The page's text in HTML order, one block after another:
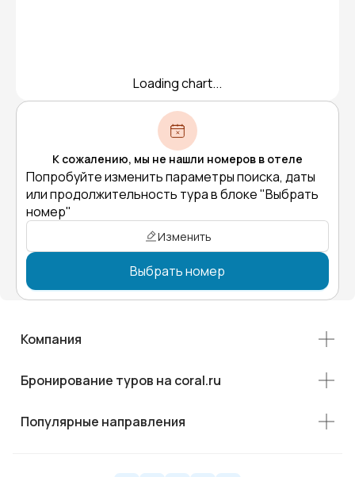
Loading chart...
К сожалению, мы не нашли номеров в отеле
Попробуйте изменить параметры поиска, даты
или продолжительность тура в блоке "Выбрать
номер"
Изменить
Выбрать номер
Компания
Бронирование туров на coral.ru
Популярные направления